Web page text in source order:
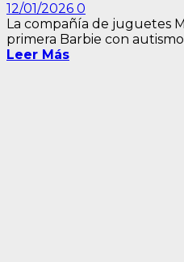
12/01/2026 0
La compañía de juguetes
primera Barbie con
Leer Más